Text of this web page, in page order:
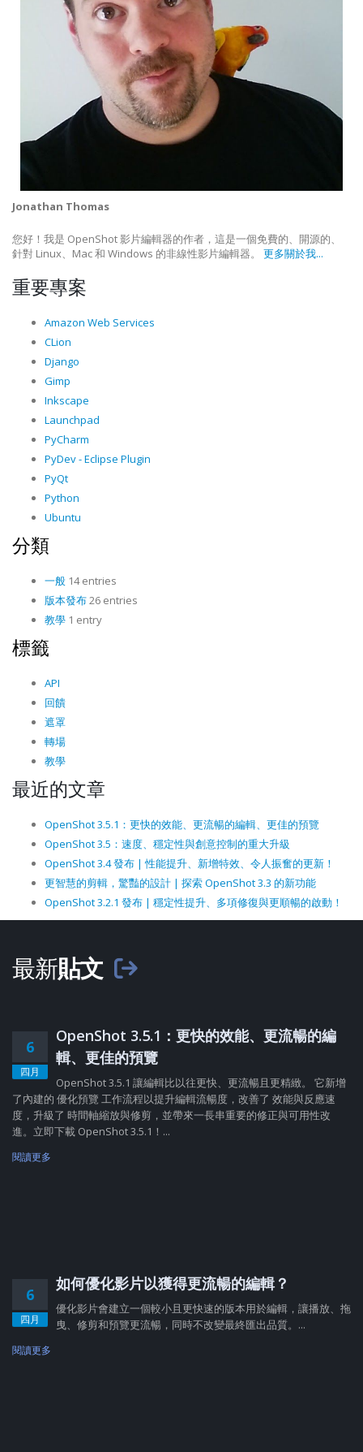
Jonathan Thomas
您好！我是 OpenShot 影片編輯器的作者，這是一個免費的、開源的、
針對 Linux、Mac 和 Windows 的非線性影片編輯器。 更多關於我...
重要專案
Amazon Web Services
CLion
Django
Gimp
Inkscape
Launchpad
PyCharm
PyDev - Eclipse Plugin
PyQt
Python
Ubuntu
分類
一般 14 entries
版本發布26 entries
教學 1 entry
標籤
API
回饋
遮罩
轉場
教學
最近的文章
OpenShot 3.5.1：更快的效能、更流暢的編輯、更佳的預覽
OpenShot 3.5：速度、穩定性與創意控制的重大升級
OpenShot 3.4 發布 | 性能提升、新增特效、令人振奮的更新！
更智慧的剪輯，驚豔的設計 | 探索 OpenShot 3.3 的新功能
OpenShot 3.2.1 發布 | 穩定性提升、多項修復與更順暢的啟動！
最新貼文
6
四月
OpenShot 3.5.1：更快的效能、更流暢的編
輯、更佳的預覽
OpenShot 3.5.1 讓編輯比以往更快、更流暢且更精緻。 它新增
了內建的 優化預覽 工作流程以提升編輯流暢度，改善了 效能與反應速
度，升級了 時間軸縮放與修剪，並帶來一長串重要的修正與可用性改
進。立即下載 OpenShot 3.5.1！...
閱讀更多
6
四月
如何優化影片以獲得更流暢的編輯？
優化影片會建立一個較小且更快速的版本用於編輯，讓播放、拖
曳、修剪和預覽更流暢，同時不改變最終匯出品質。...
閱讀更多